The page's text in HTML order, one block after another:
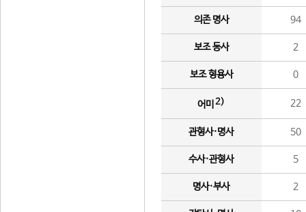
의존 명사 94
보조 동사 2
보조 형용사 0
어미 2) 22
관형사·명사 50
수사·관형사 5
명사·부사 2